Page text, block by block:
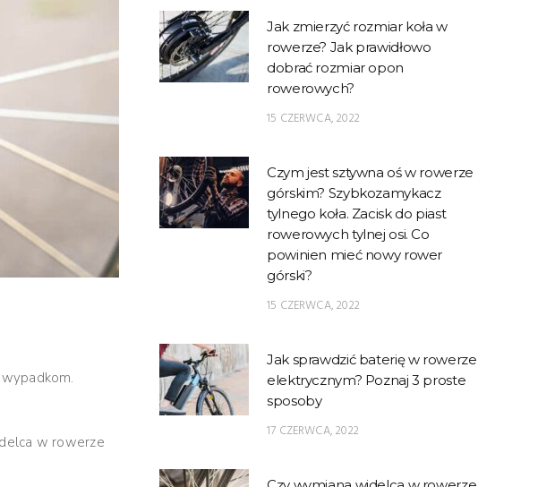
w rowerze
Jak zmierzyć rozmiar koła w
rowerze? Jak prawidłowo
dobrać rozmiar opon
rowerowych?
15 CZERWCA, 2022
Czym jest sztywna oś w rowerze
górskim? Szybkozamykacz
tylnego koła. Zacisk do piast
rowerowych tylnej osi. Co
powinien mieć nowy rower
górski?
15 CZERWCA, 2022
Jak sprawdzić baterię w rowerze
elektrycznym? Poznaj 3 proste
sposoby
17 CZERWCA, 2022